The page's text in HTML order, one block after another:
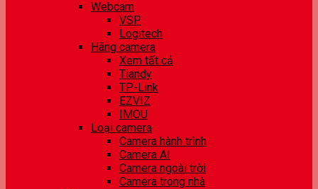
Webcam
VSP
Logitech
Hãng camera
Xem tất cả
Tiandy
TP-Link
EZVIZ
IMOU
Loại camera
Camera hành trình
Camera AI
Camera ngoài trời
Camera trong nhà